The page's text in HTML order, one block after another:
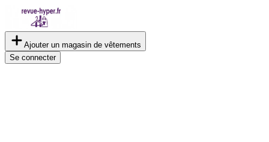
Ajouter un magasin de vêtements
Se connecter